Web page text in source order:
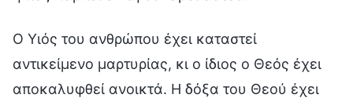
Ο Υιός του ανθρώπου έχει καταστεί
αντικείμενο μαρτυρίας, κι ο ίδιος ο Θεός έχει
αποκαλυφθεί ανοικτά. Η δόξα του Θεού έχει